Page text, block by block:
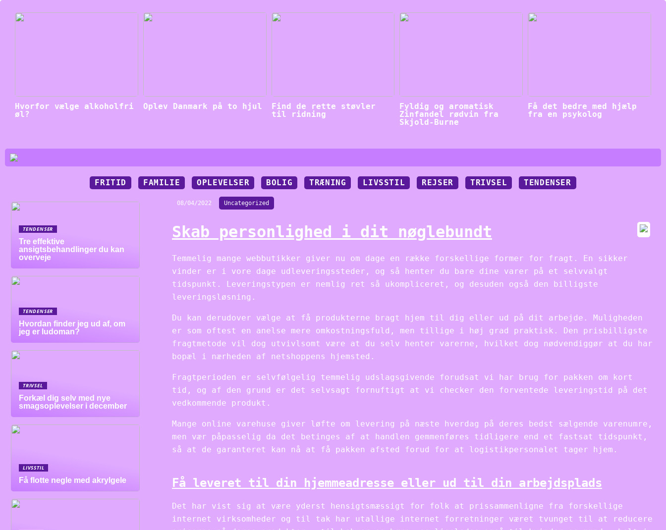
Hvorfor vælge alkoholfri
øl?
Oplev Danmark på to hjul
Find de rette støvler
til ridning
Fyldig og aromatisk
Zinfandel rødvin fra
Skjold-Burne
Få det bedre med hjælp
fra en psykolog
FRITID FAMILIE OPLEVELSER BOLIG TRÆNING LIVSSTIL REJSER TRIVSEL TENDENSER
08/04/2022 Uncategorized
Skab personlighed i dit nøglebundt
Temmelig mange webbutikker giver nu om dage en række forskellige former for fragt. En sikker
vinder er i vore dage udleveringssteder, og så henter du bare dine varer på et selvvalgt
tidspunkt. Leveringstypen er nemlig ret så ukompliceret, og desuden også den billigste
leveringsløsning.
Du kan derudover vælge at få produkterne bragt hjem til dig eller ud på dit arbejde. Muligheden
er som oftest en anelse mere omkostningsfuld, men tillige i høj grad praktisk. Den prisbilligste
fragtmetode vil dog utvivlsomt være at du selv henter varerne, hvilket dog nødvendiggør at du har
bopæl i nærheden af netshoppens hjemsted.
Fragtperioden er selvfølgelig temmelig udslagsgivende forudsat vi har brug for pakken om kort
tid, og af den grund er det selvsagt fornuftigt at vi checker den forventede leveringstid på det
vedkommende produkt.
Mange online varehuse giver løfte om levering på næste hverdag på deres bedst sælgende varenumre,
men vær påpasselig da det betinges af at handlen gemmenføres tidligere end et fastsat tidspunkt,
så at de garanteret kan nå at få pakken afsted forud for at logistikpersonalet tager hjem.
Få leveret til din hjemmeadresse eller ud til din arbejdsplads
Det har vist sig at være yderst hensigtsmæssigt for folk at prissammenligne fra forskellige
internet virksomheder og til tak har utallige internet forretninger været tvunget til at reducere
TENDENSER
Tre effektive
ansigtsbehandlinger du kan
overveje
TENDENSER
Hvordan finder jeg ud af, om
jeg er ludoman?
TRIVSEL
Forkæl dig selv med nye
smagsoplevelser i december
LIVSSTIL
Få flotte negle med akrylgele